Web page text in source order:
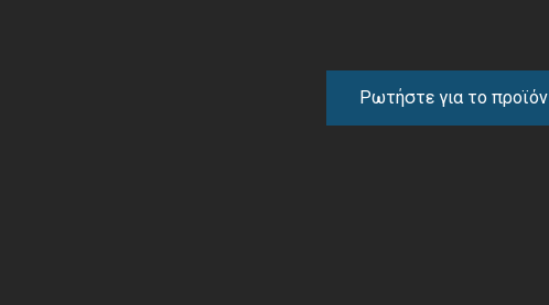
Ρωτήστε για το προϊόν